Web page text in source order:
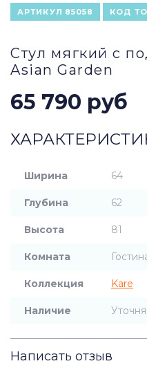
АРТИКУЛ 85058 КОД
Стул мягкий с
Asian Garden
65 790 руб
Ширина 64
Глубина 62
Высота 81
Комната
Коллекция Kare
Наличие
Написать отзыв